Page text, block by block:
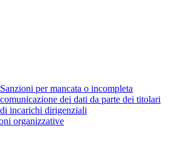
Sanzioni per mancata o incompleta
comunicazione dei dati da parte dei titolari
di incarichi dirigenziali
organizzative